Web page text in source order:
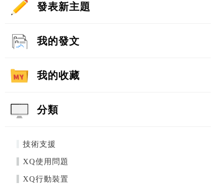
發表新主題
我的發文
我的收藏
分類
技術支援
XQ使用問題
XQ行動裝置